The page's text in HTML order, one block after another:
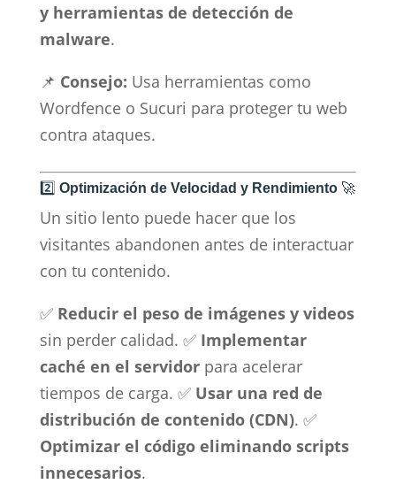
y herramientas de detección de
malware.
📌 Consejo: Usa herramientas como
Wordfence o Sucuri para proteger tu web
contra ataques.
2️⃣ Optimización de Velocidad y Rendimiento🚀
Un sitio lento puede hacer que los
visitantes abandonen antes de interactuar
con tu contenido.
✅ Reducir el peso de imágenes y videos
sin perder calidad. ✅ Implementar
caché en el servidorpara acelerar
tiempos de carga. ✅ Usar una red de
distribución de contenido (CDN). ✅
Optimizar el código eliminando scripts
innecesarios.